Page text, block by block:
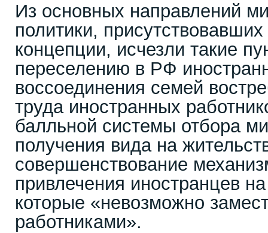
Из основных направлений
политики,
концепции, исчезли такие
переселению в РФ
воссоединения семей
труда иностранных
балльной системы отбора
получения вида на
совершенствование
привлечения иностранцев
которые «невозможно
работниками».